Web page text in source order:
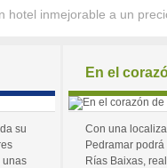
hotel inmejorable a un
su
unas
En el
Con una
Pedramar
Rías Baixas,